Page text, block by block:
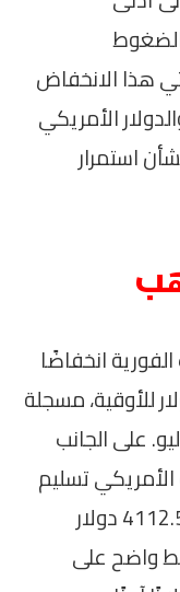
هذا الانخفاض
الأمريكي
استمرار
انخفاضًا
لتصل إلى 4100.32 دولار للأوقية، مسجلة
على الجانب
الأمريكي تسليم
أغسطس بنسبة 1.1%، لتصل إلى 4112.50 دولار
واضح على